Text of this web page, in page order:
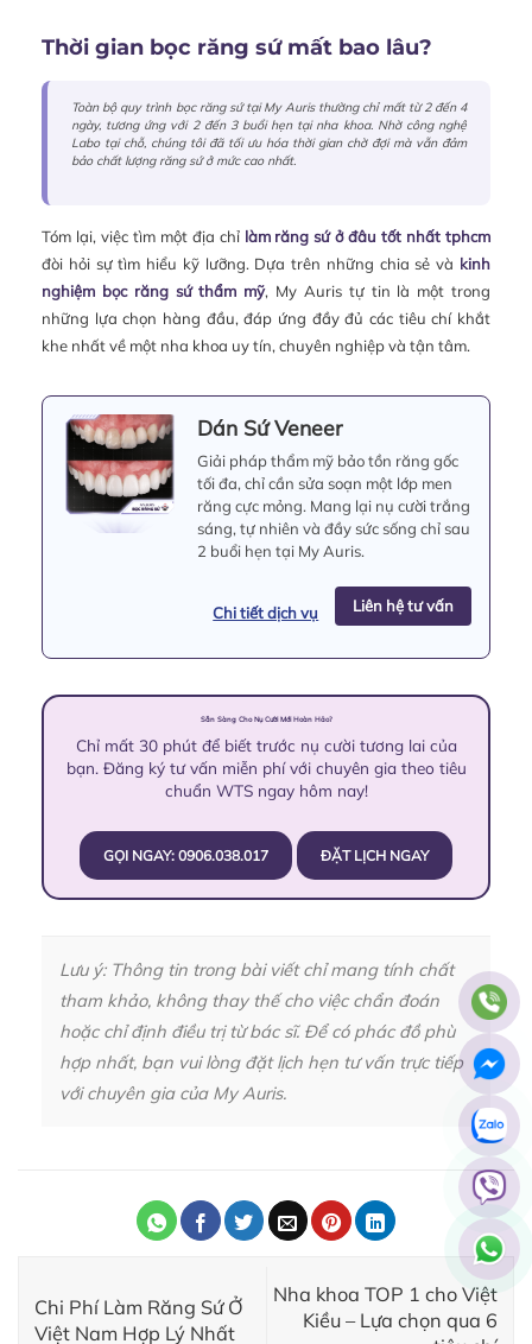
Thời gian bọc răng sứ mất bao lâu?
Toàn bộ quy trình bọc răng sứ tại My Auris thường chỉ mất từ 2 đến 4
ngày, tương ứng với 2 đến 3 buổi hẹn tại nha khoa. Nhờ công nghệ
Labo tại chỗ, chúng tôi đã tối ưu hóa thời gian chờ đợi mà vẫn đảm
bảo chất lượng răng sứ ở mức cao nhất.
Tóm lại, việc tìm một địa chỉ làm răng sứ ở đâu tốt nhất tphcm
đòi hỏi sự tìm hiểu kỹ lưỡng. Dựa trên những chia sẻ và kinh
nghiệm bọc răng sứ thẩm mỹ, My Auris tự tin là một trong
những lựa chọn hàng đầu, đáp ứng đầy đủ các tiêu chí khắt
khe nhất về một nha khoa uy tín, chuyên nghiệp và tận tâm.
Dán Sứ Veneer
Giải pháp thẩm mỹ bảo tồn răng gốc
tối đa, chỉ cần sửa soạn một lớp men
răng cực mỏng. Mang lại nụ cười trắng
sáng, tự nhiên và đầy sức sống chỉ sau
2 buổi hẹn tại My Auris.
Chi tiết dịch vụ Liên hệ tư vấn
Sẵn Sàng Cho Nụ Cười Mới Hoàn Hảo?
Chỉ mất 30 phút để biết trước nụ cười tương lai của
bạn. Đăng ký tư vấn miễn phí với chuyên gia theo tiêu
chuẩn WTS ngay hôm nay!
GỌI NGAY: 0906.038.017 ĐẶT LỊCH NGAY
Lưu ý: Thông tin trong bài viết chỉ mang tính chất
tham khảo, không thay thế cho việc chẩn đoán
hoặc chỉ định điều trị từ bác sĩ. Để có phác đồ phù
hợp nhất, bạn vui lòng đặt lịch hẹn tư vấn trực tiếp
với chuyên gia của My Auris.
Chi Phí Làm Răng Sứ Ở
Việt Nam Hợp Lý Nhất
Nha khoa TOP 1 cho Việt
Kiều – Lựa chọn qua 6